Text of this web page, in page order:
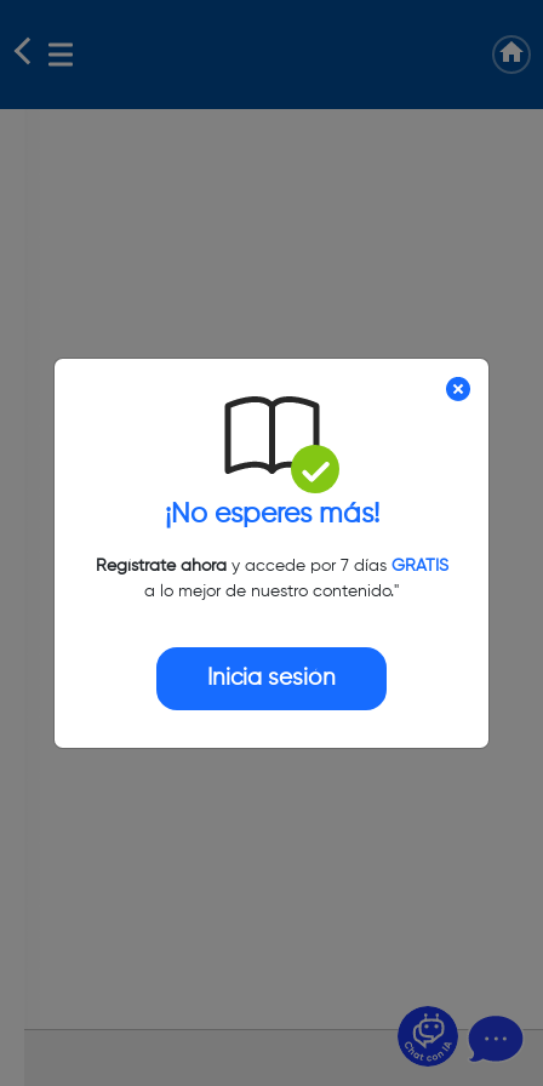
¡No esperes más!
Regístrate ahoray accede por 7 días GRATIS
a lo mejor de nuestro contenido."
Inicia sesión